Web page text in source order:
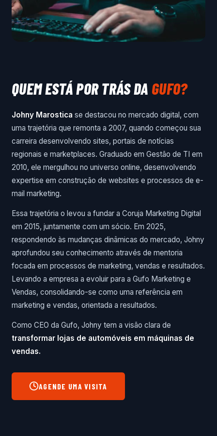
QUEM ESTÁ POR TRÁS DA GUFO?
Johny Marostica se destacou no mercado digital, com
uma trajetória que remonta a 2007, quando começou sua
carreira desenvolvendo sites, portais de notícias
regionais e marketplaces. Graduado em Gestão de TI em
2010, ele mergulhou no universo online, desenvolvendo
expertise em construção de websites e processos de e-
mail marketing.
Essa trajetória o levou a fundar a Coruja Marketing Digital
em 2015, juntamente com um sócio. Em 2025,
respondendo às mudanças dinâmicas do mercado, Johny
aprofundou seu conhecimento através de mentoria
focada em processos de marketing, vendas e resultados.
Levando a empresa a evoluir para a Gufo Marketing e
Vendas, consolidando-se como uma referência em
marketing e vendas, orientada a resultados.
Como CEO da Gufo, Johny tem a visão clara de
transformar lojas de automóveis em máquinas de
vendas.
AGENDE UMA VISITA